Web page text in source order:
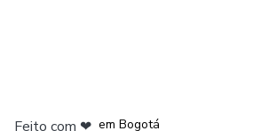
Feito com ❤ em Bogotá